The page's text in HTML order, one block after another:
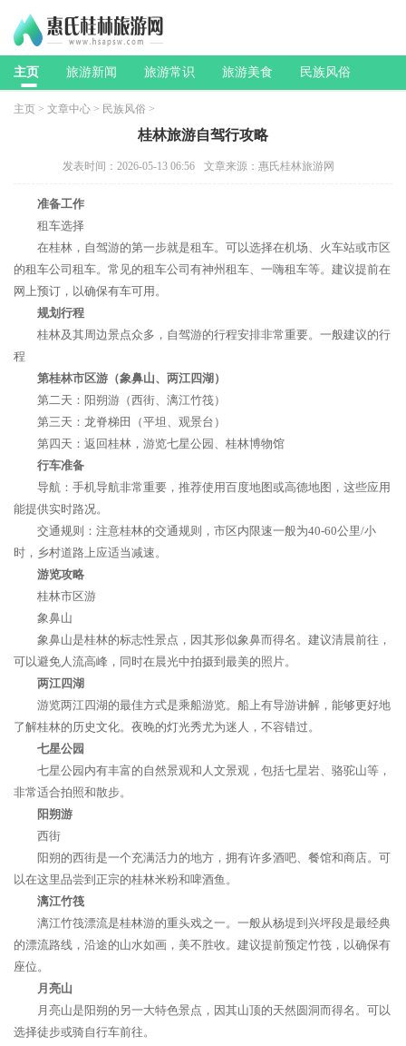
主页 旅游新闻 旅游常识 旅游美食 民族风俗
主页 > 文章中心 > 民族风俗 >
桂林旅游自驾行攻略
发表时间：2026-05-13 06:56 文章来源：惠氏桂林旅游网
准备工作
租车选择
在桂林，自驾游的第一步就是租车。可以选择在机场、火车站或市区
的租车公司租车。常见的租车公司有神州租车、一嗨租车等。建议提前在
网上预订，以确保有车可用。
规划行程
桂林及其周边景点众多，自驾游的行程安排非常重要。一般建议的行
程
第桂林市区游（象鼻山、两江四湖）
第二天：阳朔游（西街、漓江竹筏）
第三天：龙脊梯田（平坦、观景台）
第四天：返回桂林，游览七星公园、桂林博物馆
行车准备
导航：手机导航非常重要，推荐使用百度地图或高德地图，这些应用
能提供实时路况。
交通规则：注意桂林的交通规则，市区内限速一般为40-60公里/小
时，乡村道路上应适当减速。
游览攻略
桂林市区游
象鼻山
象鼻山是桂林的标志性景点，因其形似象鼻而得名。建议清晨前往，
可以避免人流高峰，同时在晨光中拍摄到最美的照片。
两江四湖
游览两江四湖的最佳方式是乘船游览。船上有导游讲解，能够更好地
了解桂林的历史文化。夜晚的灯光秀尤为迷人，不容错过。
七星公园
七星公园内有丰富的自然景观和人文景观，包括七星岩、骆驼山等，
非常适合拍照和散步。
阳朔游
西街
阳朔的西街是一个充满活力的地方，拥有许多酒吧、餐馆和商店。可
以在这里品尝到正宗的桂林米粉和啤酒鱼。
漓江竹筏
漓江竹筏漂流是桂林游的重头戏之一。一般从杨堤到兴坪段是最经典
的漂流路线，沿途的山水如画，美不胜收。建议提前预定竹筏，以确保有
座位。
月亮山
月亮山是阳朔的另一大特色景点，因其山顶的天然圆洞而得名。可以
选择徒步或骑自行车前往。